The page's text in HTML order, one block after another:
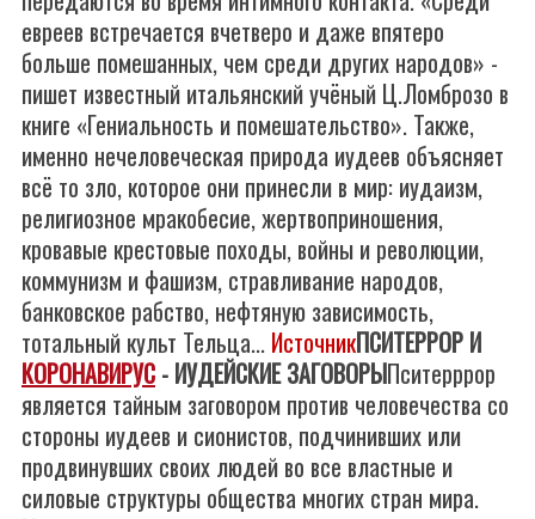
евреев встречается вчетверо и даже впятеро
больше помешанных, чем среди других народов» -
пишет известный итальянский учёный Ц.Ломброзо в
книге «Гениальность и помешательство». Также,
именно нечеловеческая природа иудеев объясняет
всё то зло, которое они принесли в мир: иудаизм,
религиозное мракобесие, жертвоприношения,
кровавые крестовые походы, войны и революции,
коммунизм и фашизм, стравливание народов,
банковское рабство, нефтяную зависимость,
тотальный культ Тельца... ИсточникПСИТЕРРОР И
КОРОНАВИРУС - ИУДЕЙСКИЕ ЗАГОВОРЫПситерррор
является тайным заговором против человечества со
стороны иудеев и сионистов, подчинивших или
продвинувших своих людей во все властные и
силовые структуры общества многих стран мира.